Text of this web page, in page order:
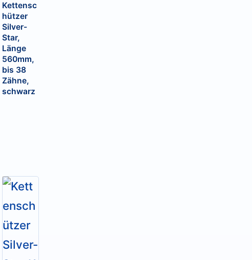
Kettensc
hützer
Silver-
Star,
Länge
560mm,
bis 38
Zähne,
schwarz